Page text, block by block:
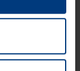
typy cookie
môžete
cookie